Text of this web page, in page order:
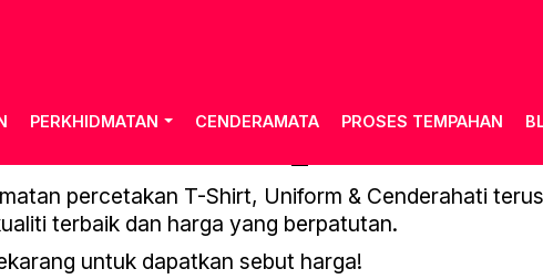
PERKHIDMATAN CENDERAMATA PROSES TEMPAHAN
percetakan T-Shirt, Uniform & Cenderahati
terbaik dan harga yang berpatutan.
untuk dapatkan sebut harga!